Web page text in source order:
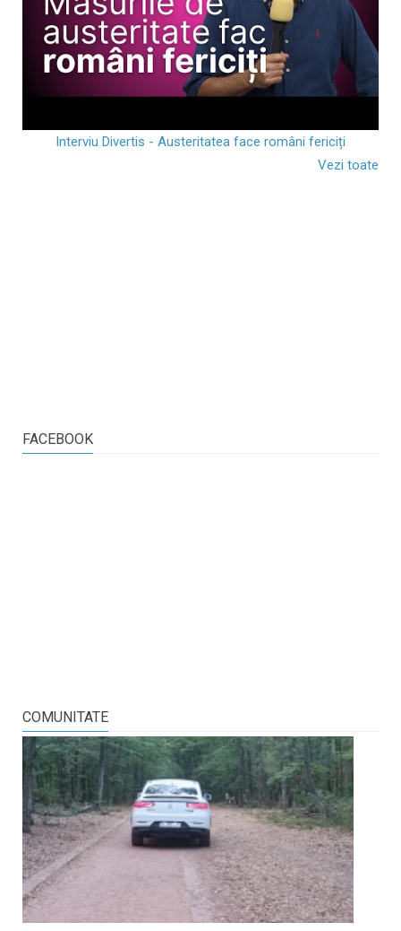
Interviu Divertis - Austeritatea face români fericiți
Vezi toate
FACEBOOK
COMUNITATE